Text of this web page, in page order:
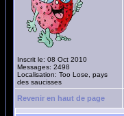
Inscrit le: 08 Oct 2010
Messages: 2498
Localisation: Too Lose, pays
des saucisses
Revenir en haut de page